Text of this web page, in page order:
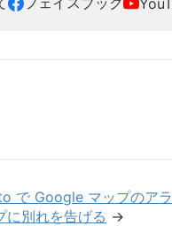
で Google マップのア
に別れを告げる →